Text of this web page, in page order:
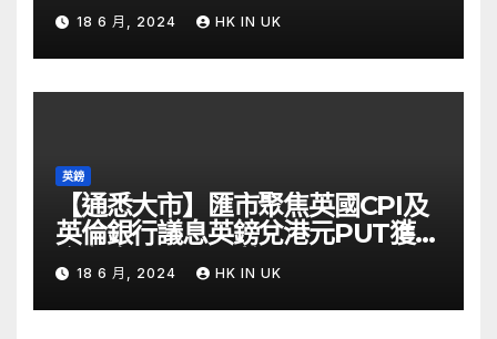
18 6 月, 2024 HK IN UK
英鎊
【通悉大市】匯市聚焦英國CPI及
英倫銀行議息英鎊兌港元PUT獲資
金留意 – Now 財經
18 6 月, 2024 HK IN UK